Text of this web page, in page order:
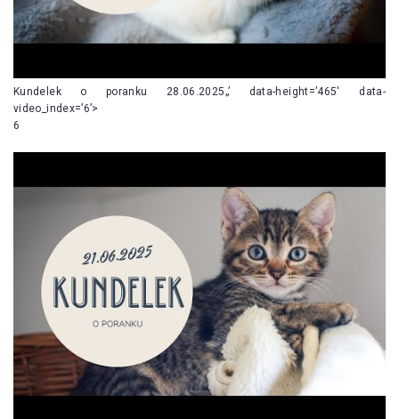
Kundelek o poranku 28.06.2025„’ data-height=’465′ data-
video_index=’6’>
6